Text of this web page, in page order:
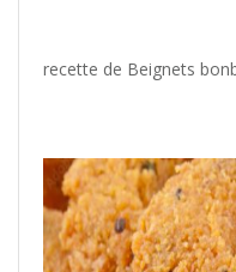
recette de Beignets